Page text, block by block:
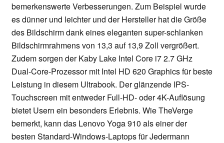
bemerkenswerte Verbesserungen. Zum Beispiel wurde
es dünner und leichter und der Hersteller hat die Größe
des Bildschirm dank eines eleganten super-schlanken
Bildschirmrahmens von 13,3 auf 13,9 Zoll vergrößert.
Zudem sorgen der Kaby Lake Intel Core i7 2.7 GHz
Dual-Core-Prozessor mit Intel HD 620 Graphics für beste
Leistung in diesem Ultrabook. Der glänzende IPS-
Touchscreen mit entweder Full-HD- oder 4K-Auflösung
bietet Usern ein besonders Erlebnis. Wie TheVerge
bemerkt, kann das Lenovo Yoga 910 als einer der
besten Standard-Windows-Laptops für Jedermann